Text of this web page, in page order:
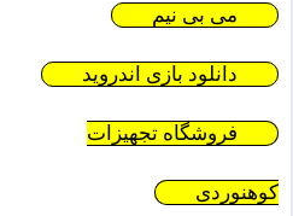
می بی نیم
دانلود بازی اندروید
فروشگاه تجهیزات
کوهنوردی